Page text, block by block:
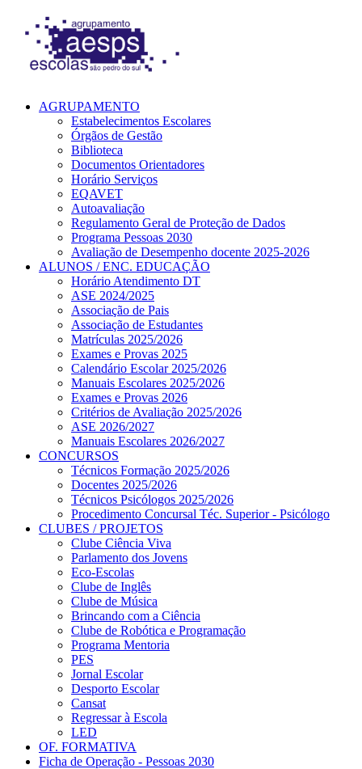
AGRUPAMENTO
Estabelecimentos Escolares
Órgãos de Gestão
Biblioteca
Documentos Orientadores
Horário Serviços
EQAVET
Autoavaliação
Regulamento Geral de Proteção de Dados
Programa Pessoas 2030
Avaliação de Desempenho docente 2025-2026
ALUNOS / ENC. EDUCAÇÃO
Horário Atendimento DT
ASE 2024/2025
Associação de Pais
Associação de Estudantes
Matrículas 2025/2026
Exames e Provas 2025
Calendário Escolar 2025/2026
Manuais Escolares 2025/2026
Exames e Provas 2026
Critérios de Avaliação 2025/2026
ASE 2026/2027
Manuais Escolares 2026/2027
CONCURSOS
Técnicos Formação 2025/2026
Docentes 2025/2026
Técnicos Psicólogos 2025/2026
Procedimento Concursal Téc. Superior - Psicólogo
CLUBES / PROJETOS
Clube Ciência Viva
Parlamento dos Jovens
Eco-Escolas
Clube de Inglês
Clube de Música
Brincando com a Ciência
Clube de Robótica e Programação
Programa Mentoria
PES
Jornal Escolar
Desporto Escolar
Cansat
Regressar à Escola
LED
OF. FORMATIVA
Ficha de Operação - Pessoas 2030